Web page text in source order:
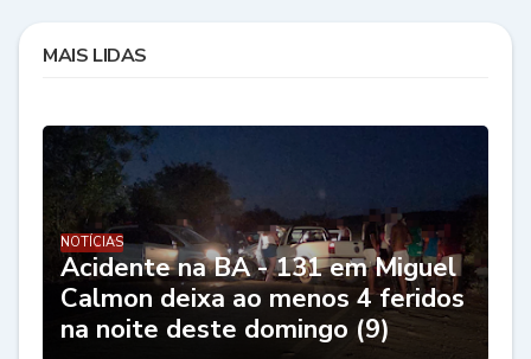
MAIS LIDAS
NOTÍCIAS
Acidente na BA - 131 em Miguel
Calmon deixa ao menos 4 feridos
na noite deste domingo (9)